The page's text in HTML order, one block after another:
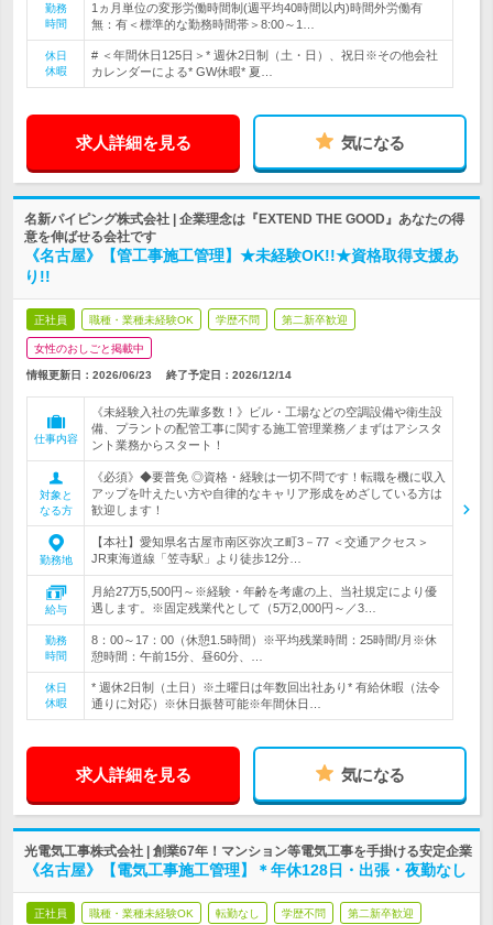
勤務
時間
1ヵ月単位の変形労働時間制(週平均40時間以内)時間外労働有
無：有＜標準的な勤務時間帯＞8:00～1…
休日
休暇
# ＜年間休日125日＞* 週休2日制（土・日）、祝日※その他会社
カレンダーによる* GW休暇* 夏…
求人詳細を見る 気になる
名新パイピング株式会社 | 企業理念は『EXTEND THE GOOD』あなたの得
意を伸ばせる会社です
《名古屋》【管工事施工管理】★未経験OK!!★資格取得支援あ
り!!
正社員 職種・業種未経験OK 学歴不問 第二新卒歓迎
女性のおしごと掲載中
情報更新日：2026/06/23 終了予定日： 2026/12/14
仕事内容
《未経験入社の先輩多数！》ビル・工場などの空調設備や衛生設
備、プラントの配管工事に関する施工管理業務／まずはアシスタ
ント業務からスタート！
対象と
なる方
《必須》◆要普免 ◎資格・経験は一切不問です！転職を機に収入
アップを叶えたい方や自律的なキャリア形成をめざしている方は
歓迎します！
勤務地
【本社】愛知県名古屋市南区弥次ヱ町3－77 ＜交通アクセス＞
JR東海道線「笠寺駅」より徒歩12分…
給与
月給27万5,500円～※経験・年齢を考慮の上、当社規定により優
遇します。※固定残業代として（5万2,000円～／3…
勤務
時間
8：00～17：00（休憩1.5時間）※平均残業時間：25時間/月※休
憩時間：午前15分、昼60分、…
休日
休暇
* 週休2日制（土日）※土曜日は年数回出社あり* 有給休暇（法令
通りに対応）※休日振替可能※年間休日…
求人詳細を見る 気になる
光電気工事株式会社 | 創業67年！マンション等電気工事を手掛ける安定企業
《名古屋》【電気工事施工管理】＊年休128日・出張・夜勤なし
正社員 職種・業種未経験OK 転勤なし 学歴不問 第二新卒歓迎